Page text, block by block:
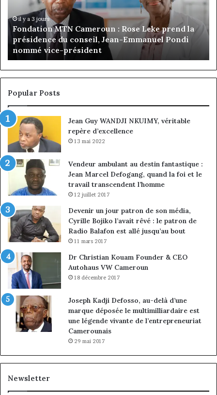
prend
présidence
du
conseil,
Jean-
Emmanuel
Pondi
vice-
président
il y a 3 jours
Fondation MTN Cameroun : Rose Leke prend la
présidence du conseil, Jean-Emmanuel Pondi
nommé vice-président
de
la
Popular Posts
Jean Guy WANDJI NKUIMY, véritable
repère d’excellence
13 mai 2022
Vendeur ambulant au destin fantastique :
Jean Marcel Defogang, quand la foi et le
travail transcendent l’homme
12 juillet 2017
Devenir un jour patron de son média,
Cyrille Bojiko l’avait rêvé : le patron de
Radio Balafon est allé jusqu’au bout
11 mars 2017
Dr Christian Kouam Founder & CEO
Autohaus VW Cameroun
18 décembre 2017
Joseph Kadji Defosso, au-delà d’une
marque déposée le multimilliardaire est
une légende vivante de l’entrepreneuriat
Camerounais
29 mai 2017
Newsletter